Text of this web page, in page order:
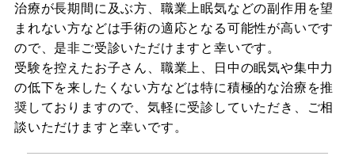
治療が長期間に及ぶ方、職業上眠気などの副作用を望
まれない方などは手術の適応となる可能性が高いです
ので、是非ご受診いただけますと幸いです。
受験を控えたお子さん、職業上、日中の眠気や集中力
の低下を来したくない方などは特に積極的な治療を推
奨しておりますので、気軽に受診していただき、ご相
談いただけますと幸いです。